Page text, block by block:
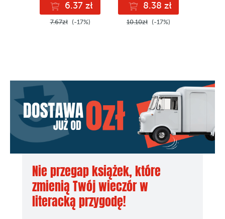
6.37 zł
7.67zł (-17%)
8.38 zł
10.10zł (-17%)
Nie przegap książek, które
zmienią Twój wieczór w
literacką przygodę!